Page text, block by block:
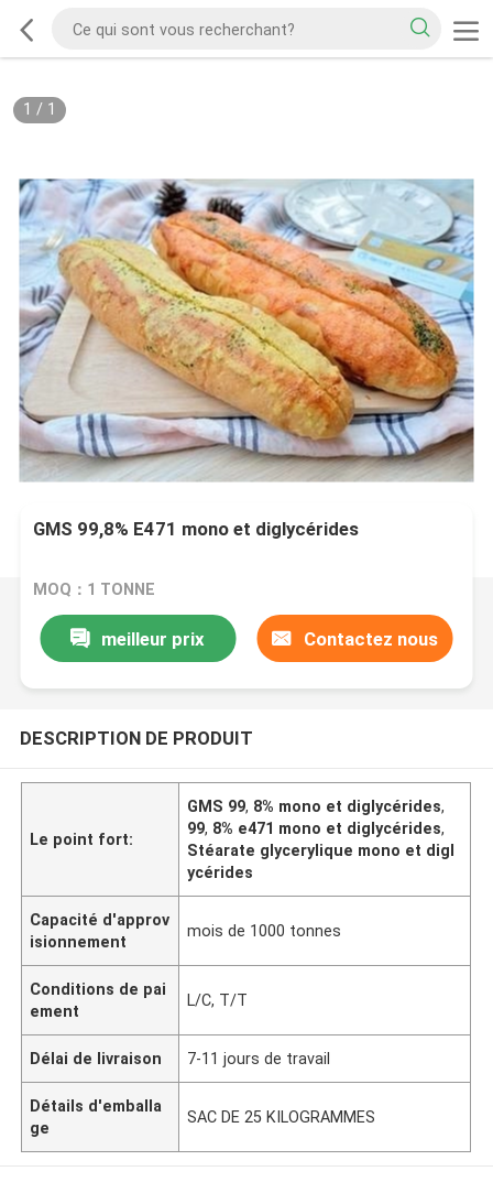
1 / 1
GMS 99,8% E471 mono et diglycérides
MOQ：1 TONNE
meilleur prix Contactez nous
DESCRIPTION DE PRODUIT
Le point fort:
GMS 99, 8% mono et diglycérides,
99, 8% e471 mono et diglycérides,
Stéarate glycerylique mono et digl
ycérides
Capacité d'approv
isionnement
mois de 1000 tonnes
Conditions de pai
ement
L/C, T/T
Délai de livraison 7-11 jours de travail
Détails d'emballa
ge
SAC DE 25 KILOGRAMMES